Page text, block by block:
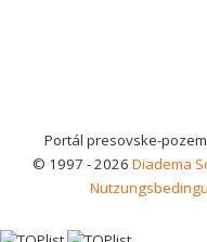
Portál presovske-
© 1997 - 2026 Diadema